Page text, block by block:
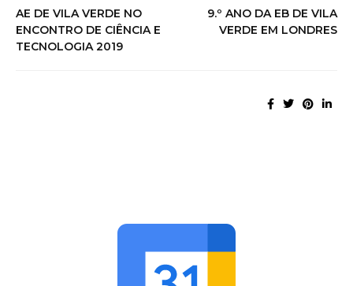
AE DE VILA VERDE NO
ENCONTRO DE CIÊNCIA E
TECNOLOGIA 2019
9.º ANO DA EB DE VILA
VERDE EM LONDRES